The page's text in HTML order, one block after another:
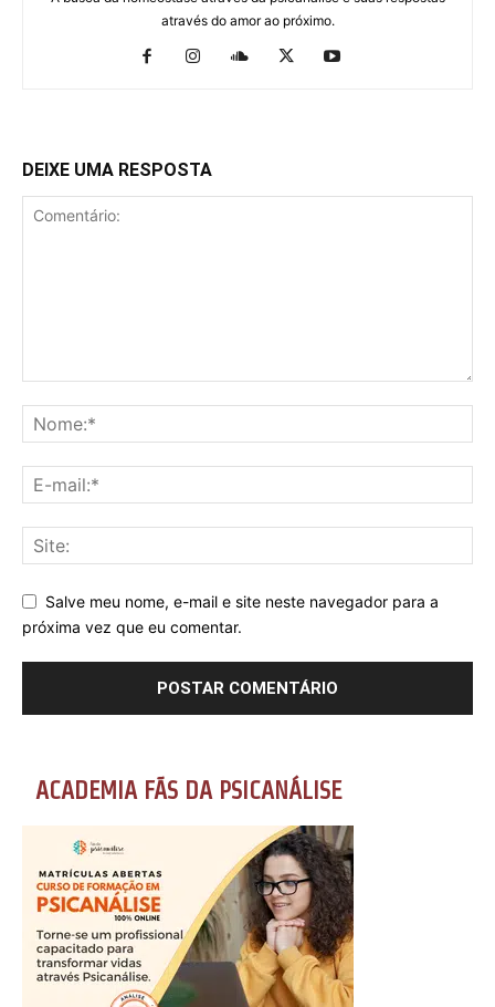
através do amor ao próximo.
DEIXE UMA RESPOSTA
Salve meu nome, e-mail e site neste navegador para a
próxima vez que eu comentar.
ACADEMIA FÃS DA PSICANÁLISE